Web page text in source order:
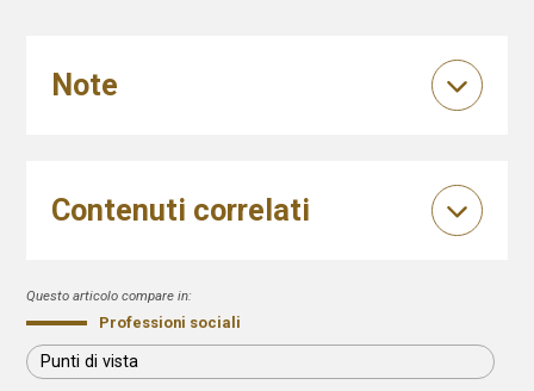
Note
Contenuti correlati
Questo articolo compare in:
Professioni sociali
Punti di vista